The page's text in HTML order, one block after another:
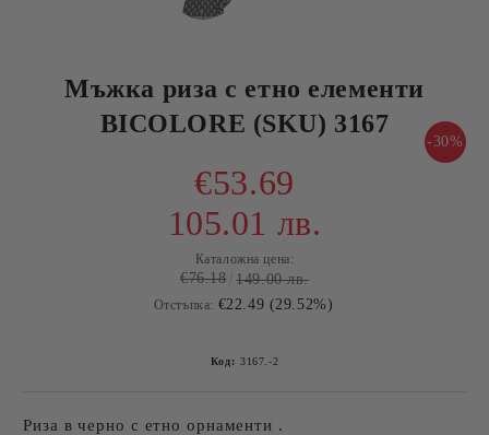
Мъжка риза с етно елементи
BICOLORE (SKU) 3167
-30%
€53.69
105.01 лв.
Каталожна цена:
€76.18 149.00 лв.
Отстъпка: €22.49 (29.52%)
Код: 3167.-2
Риза в черно с етно орнаменти .